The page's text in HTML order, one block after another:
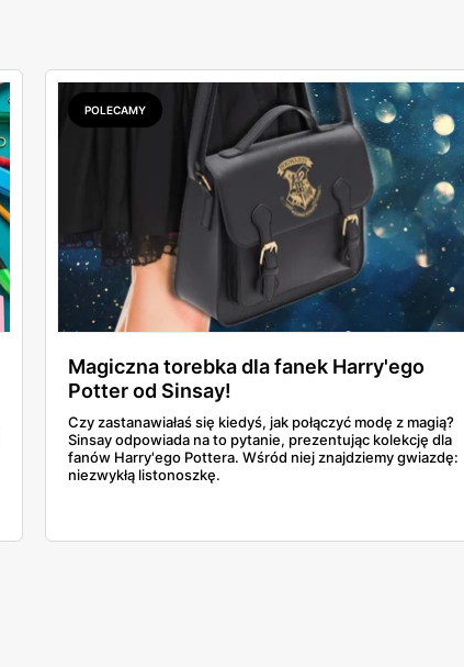
POLECAMY
Magiczna torebka dla fanek Harry'ego
Potter od Sinsay!
Czy zastanawiałaś się kiedyś, jak połączyć modę z magią?
Sinsay odpowiada na to pytanie, prezentując kolekcję dla
fanów Harry'ego Pottera. Wśród niej znajdziemy gwiazdę:
niezwykłą listonoszkę.